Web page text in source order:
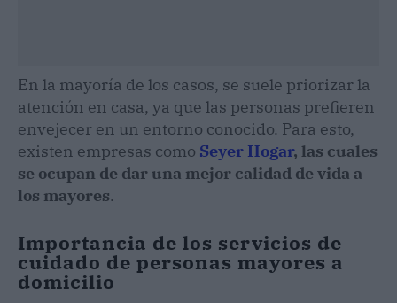
En la mayoría de los casos, se suele priorizar la
atención en casa, ya que las personas prefieren
envejecer en un entorno conocido. Para esto,
existen empresas como Seyer Hogar, las cuales
se ocupan de dar una mejor calidad de vida a
los mayores.
Importancia de los servicios de
cuidado de personas mayores a
domicilio